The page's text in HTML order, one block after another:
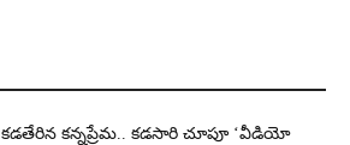
కడతేరిన కన్నప్రేమ.. కడసారి చూపూ ‘వీడియో